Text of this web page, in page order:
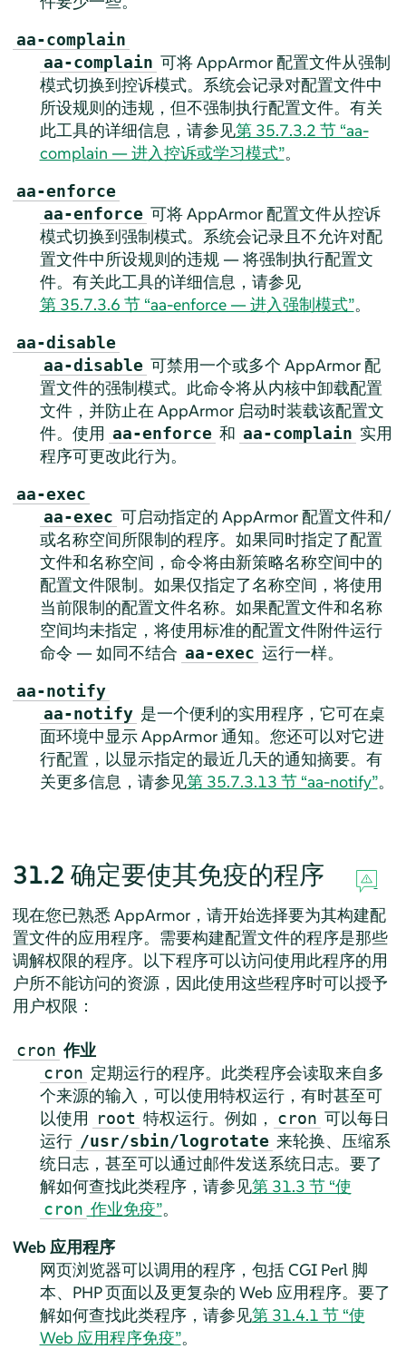
aa-complain
aa-complain 可将AppArmor配置文件从强制
模式切换到控诉模式。系统会记录对配置文件中
所设规则的违规，但不强制执行配置文件。有关
此工具的详细信息，请参见第 35.7.3.2 节 “aa-
complain — 进入控诉或学习模式”。
aa-enforce
aa-enforce 可将AppArmor配置文件从控诉
模式切换到强制模式。系统会记录且不允许对配
置文件中所设规则的违规 — 将强制执行配置文
件。有关此工具的详细信息，请参见
第 35.7.3.6 节 “aa-enforce — 进入强制模式”。
aa-disable
aa-disable 可禁用一个或多个 AppArmor配
置文件的强制模式。此命令将从内核中卸载配置
文件，并防止在 AppArmor启动时装载该配置文
件。使用 aa-enforce 和 aa-complain 实用
程序可更改此行为。
aa-exec
aa-exec 可启动指定的 AppArmor配置文件和/
或名称空间所限制的程序。如果同时指定了配置
文件和名称空间，命令将由新策略名称空间中的
配置文件限制。如果仅指定了名称空间，将使用
当前限制的配置文件名称。如果配置文件和名称
空间均未指定，将使用标准的配置文件附件运行
命令 — 如同不结合 aa-exec 运行一样。
aa-notify
aa-notify 是一个便利的实用程序，它可在桌
面环境中显示AppArmor通知。您还可以对它进
行配置，以显示指定的最近几天的通知摘要。有
关更多信息，请参见第 35.7.3.13 节 “aa-notify”。
31.2 确定要使其免疫的程序
现在您已熟悉 AppArmor，请开始选择要为其构建配
置文件的应用程序。需要构建配置文件的程序是那些
调解权限的程序。以下程序可以访问使用此程序的用
户所不能访问的资源，因此使用这些程序时可以授予
用户权限：
cron 作业
cron 定期运行的程序。此类程序会读取来自多
个来源的输入，可以使用特权运行，有时甚至可
以使用
root 特权运行。例如， cron 可以每日
运行 /usr/sbin/logrotate 来轮换、压缩系
统日志，甚至可以通过邮件发送系统日志。要了
解如何查找此类程序，请参见第 31.3 节 “使
cron 作业免疫”。
Web 应用程序
网页浏览器可以调用的程序，包括 CGI Perl 脚
本、PHP 页面以及更复杂的 Web 应用程序。要了
解如何查找此类程序，请参见第 31.4.1 节 “使
Web 应用程序免疫”。